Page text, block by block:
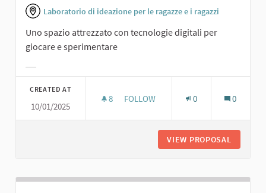
Laboratorio di ideazione per le ragazze e i ragazzi
Uno spazio attrezzato con tecnologie digitali per
giocare e sperimentare
CREATED AT
10/01/2025
8 8 FOLLOWERS
FOLLOW 0 0
VIEW PROPOSAL